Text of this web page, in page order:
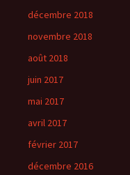
décembre 2018
novembre 2018
août 2018
juin 2017
mai 2017
avril 2017
février 2017
décembre 2016